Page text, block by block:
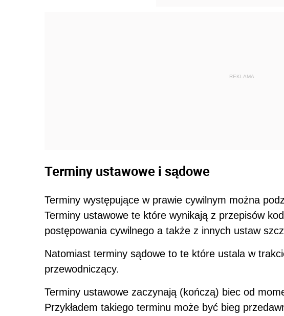
REKLAMA
Terminy ustawowe i sądowe
Terminy występujące w prawie cywilnym można
Terminy ustawowe te które wynikają z przepisów
postępowania cywilnego a także z innych ustaw
Natomiast terminy sądowe to te które ustala w
przewodniczący.
Terminy ustawowe zaczynają (kończą) biec od
Przykładem takiego terminu może być bieg